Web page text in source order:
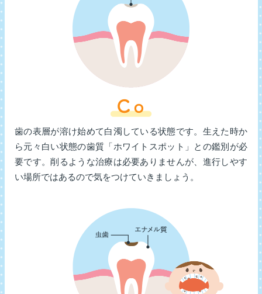
歯の表層が溶け始めて白濁している状態です。生えた時か
ら元々白い状態の歯質「ホワイトスポット」との鑑別が必
要です。削るような治療は必要ありませんが、進行しやす
い場所ではあるので気をつけていきましょう。